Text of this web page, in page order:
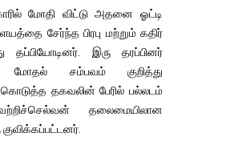
மோதி விட்டு அதனை ஓட்டி
சேர்ந்த பிரபு மற்றும் கதிர்
தப்பியோடினர். இரு தரப்பினர்
மோதல் சம்பவம் குறித்து
கொடுத்த தகவலின் பேரில் பல்லடம்
தலைமையிலான